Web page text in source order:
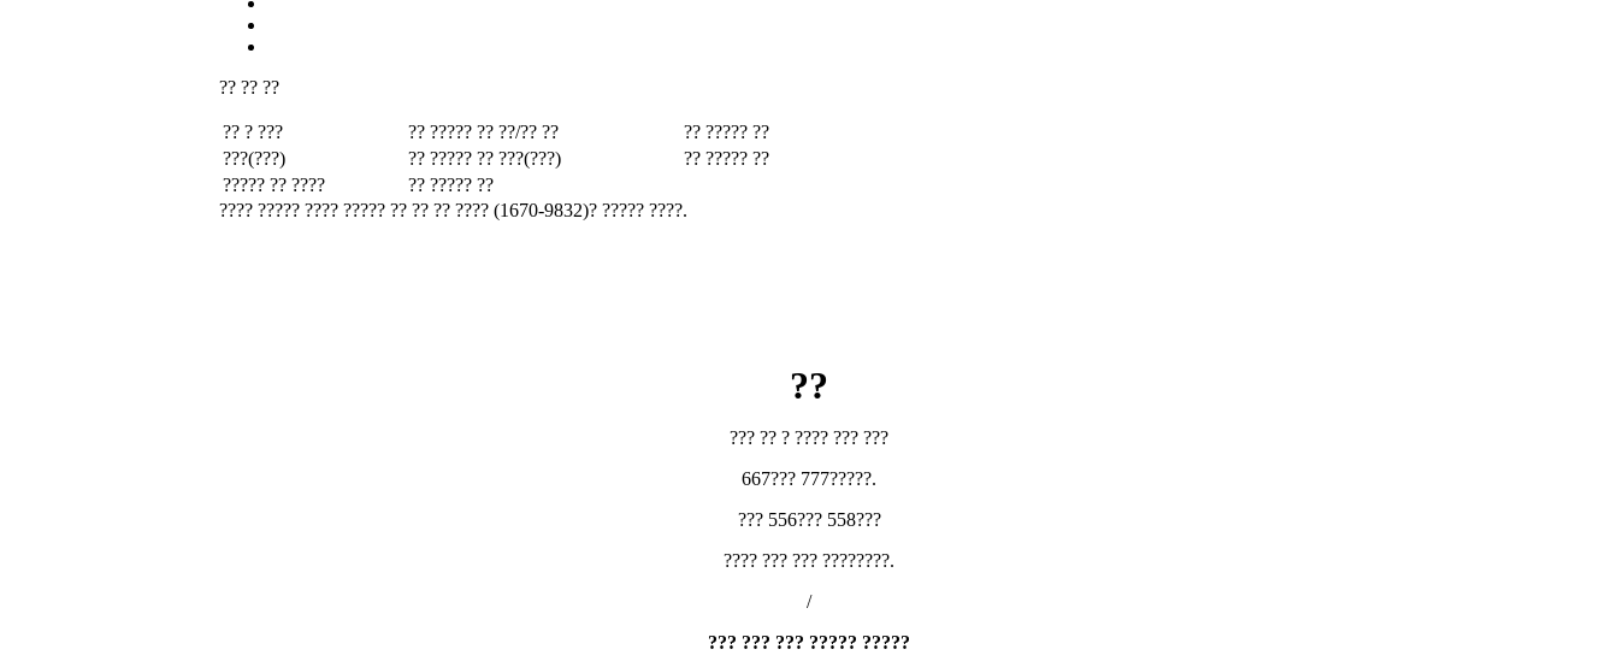
?? ?? ??
?? ? ??? ?? ????? ?? ??/?? ??
?? ????? ??
???(???)
?? ????? ?? ???(???)
?? ????? ??
????? ?? ????
?? ????? ??
???? ????? ???? ????? ?? ?? ?? ???? (1670-9832)? ????? ????.
??
??? ?? ? ???? ??? ???
667??? 777?????.
??? 556??? 558???
???? ??? ??? ????????.
/
??? ??? ??? ????? ?????